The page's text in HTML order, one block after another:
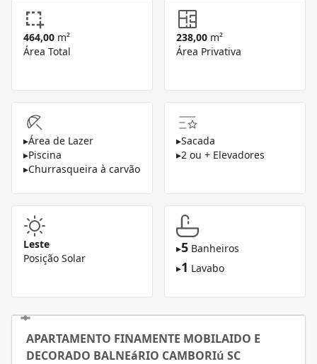
464,00 m²
Área Total
238,00 m²
Área Privativa
▸Área de Lazer
▸Piscina
▸Churrasqueira à carvão
▸Sacada
▸2 ou + Elevadores
Leste
Posição Solar
▸5 Banheiros
▸1 Lavabo
APARTAMENTO FINAMENTE MOBILAIDO E
DECORADO BALNEáRIO CAMBORIú SC